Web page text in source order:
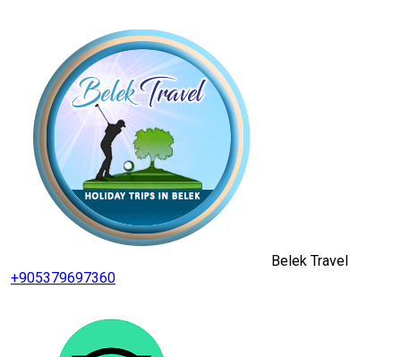
Belek Travel
+905379697360